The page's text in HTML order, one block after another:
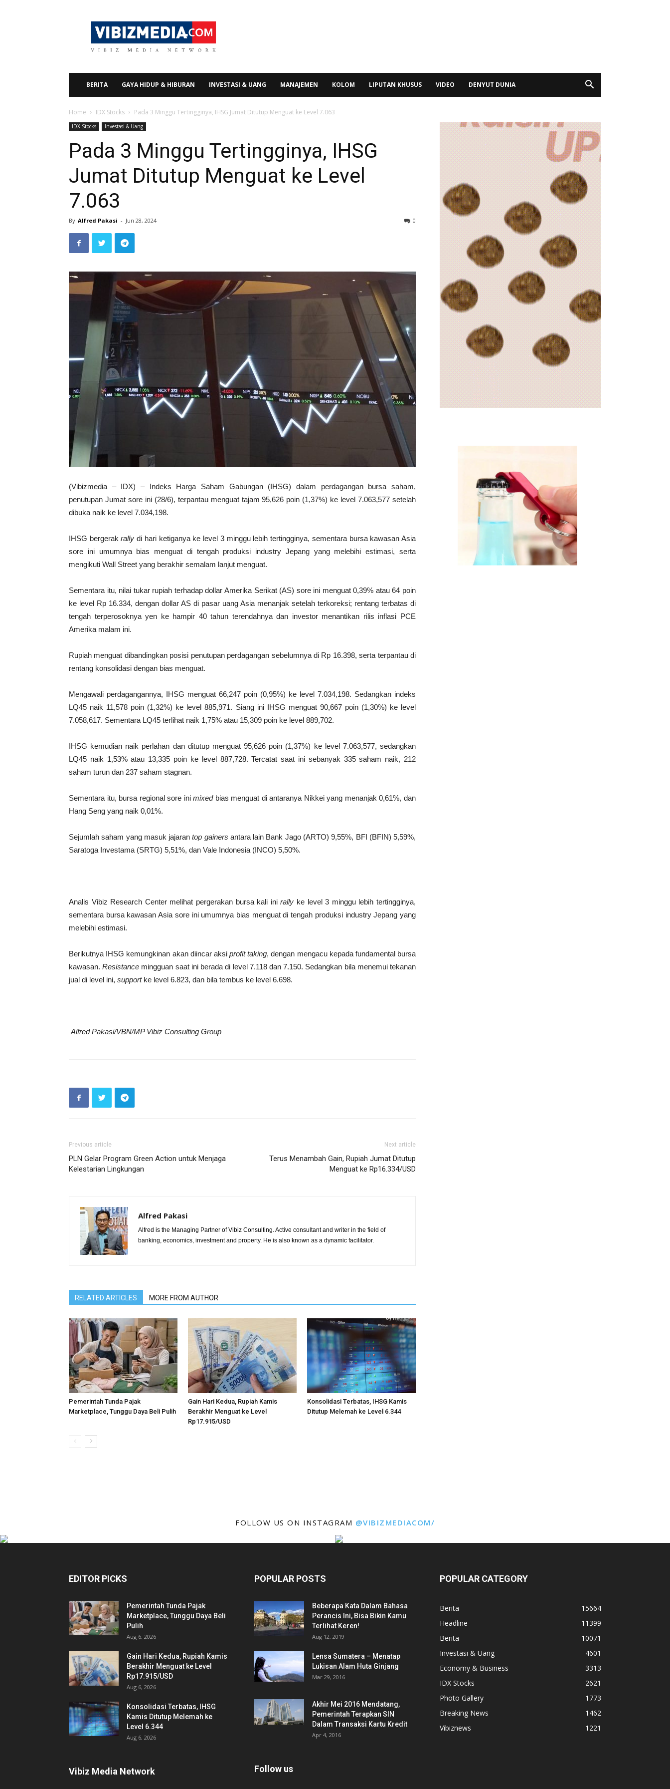
Vibizmedia.com
BERITA GAYA HIDUP & HIBURAN INVESTASI & UANG MANAJEMEN KOLOM LIPUTAN KHUSUS VIDEO DENYUT DUNIA
Home IDX Stocks Pada 3 Minggu Tertingginya, IHSG Jumat Ditutup Menguat ke Level 7.063
IDX Stocks Investasi & Uang
Pada 3 Minggu Tertingginya, IHSG
Jumat Ditutup Menguat ke Level
7.063
By Alfred Pakasi - Jun 28, 2024 0
(Vibizmedia – IDX) – Indeks Harga Saham Gabungan (IHSG) dalam perdagangan bursa saham,
penutupan Jumat sore ini (28/6), terpantau menguat tajam 95,626 poin (1,37%) ke level 7.063,577 setelah
dibuka naik ke level 7.034,198.
IHSG bergerakrally di hari ketiganya ke level 3 minggu lebih tertingginya, sementara bursa kawasan Asia
sore ini umumnya bias menguat di tengah produksi industry Jepang yang melebihi estimasi, serta
mengikuti Wall Street yang berakhir semalam lanjut menguat.
Sementara itu, nilai tukar rupiah terhadap dollar Amerika Serikat (AS) sore ini menguat 0,39% atau 64 poin
ke level Rp 16.334, dengan dollar AS di pasar uang Asia menanjak setelah terkoreksi; rentang terbatas di
tengah terperosoknya yen ke hampir 40 tahun terendahnya dan investor menantikan rilis inflasi PCE
Amerika malam ini.
Rupiah menguat dibandingkan posisi penutupan perdagangan sebelumnya di Rp 16.398, serta terpantau di
rentang konsolidasi dengan bias menguat.
Mengawali perdagangannya, IHSG menguat 66,247 poin (0,95%) ke level 7.034,198. Sedangkan indeks
LQ45 naik 11,578 poin (1,32%) ke level 885,971. Siang ini IHSG menguat 90,667 poin (1,30%) ke level
7.058,617. Sementara LQ45 terlihat naik 1,75% atau 15,309 poin ke level 889,702.
IHSG kemudian naik perlahan dan ditutup menguat 95,626 poin (1,37%) ke level 7.063,577, sedangkan
LQ45 naik 1,53% atau 13,335 poin ke level 887,728. Tercatat saat ini sebanyak 335 saham naik, 212
saham turun dan 237 saham stagnan.
Sementara itu, bursa regional sore inimixedbias menguat di antaranya Nikkei yang menanjak 0,61%, dan
Hang Seng yang naik 0,01%.
Sejumlah saham yang masuk jajarantop gainers antara lain Bank Jago (ARTO) 9,55%, BFI (BFIN) 5,59%,
Saratoga Investama (SRTG) 5,51%, dan Vale Indonesia (INCO) 5,50%.
Analis Vibiz Research Center melihat pergerakan bursa kali inirally ke level 3 minggu lebih tertingginya,
sementara bursa kawasan Asia sore ini umumnya bias menguat di tengah produksi industry Jepang yang
melebihi estimasi.
Berikutnya IHSG kemungkinan akan diincar aksi profit taking, dengan mengacu kepada fundamental bursa
kawasan.Resistance mingguan saat ini berada di level 7.118 dan 7.150. Sedangkan bila menemui tekanan
jual di level ini, supportke level 6.823, dan bila tembus ke level 6.698.
Alfred Pakasi/VBN/MP Vibiz Consulting Group
Previous article
PLN Gelar Program Green Action untuk Menjaga
Kelestarian Lingkungan
Next article
Terus Menambah Gain, Rupiah Jumat Ditutup
Menguat ke Rp16.334/USD
Alfred Pakasi
Alfred is the Managing Partner of Vibiz Consulting. Active consultant and writer in the field of
banking, economics, investment and property. He is also known as a dynamic facilitator.
RELATED ARTICLES MORE FROM AUTHOR
Pemerintah Tunda Pajak
Marketplace, Tunggu Daya Beli Pulih
Gain Hari Kedua, Rupiah Kamis
Berakhir Menguat ke Level
Rp17.915/USD
Konsolidasi Terbatas, IHSG Kamis
Ditutup Melemah ke Level 6.344
FOLLOW US ON INSTAGRAM @VIBIZMEDIACOM/
EDITOR PICKS
Pemerintah Tunda Pajak
Marketplace, Tunggu Daya Beli
Pulih
Aug 6, 2026
Gain Hari Kedua, Rupiah Kamis
Berakhir Menguat ke Level
Rp17.915/USD
Aug 6, 2026
Konsolidasi Terbatas, IHSG
Kamis Ditutup Melemah ke
Level 6.344
Aug 6, 2026
Vibiz Media Network
POPULAR POSTS
Beberapa Kata Dalam Bahasa
Perancis Ini, Bisa Bikin Kamu
Terlihat Keren!
Aug 12, 2019
Lensa Sumatera – Menatap
Lukisan Alam Huta Ginjang
Mar 29, 2016
Akhir Mei 2016 Mendatang,
Pemerintah Terapkan SIN
Dalam Transaksi Kartu Kredit
Apr 4, 2016
Follow us
POPULAR CATEGORY
Berita
15664
Headline
11399
Berita
10071
Investasi & Uang
4601
Economy & Business
3313
IDX Stocks
2621
Photo Gallery
1773
Breaking News
1462
Vibiznews
1221